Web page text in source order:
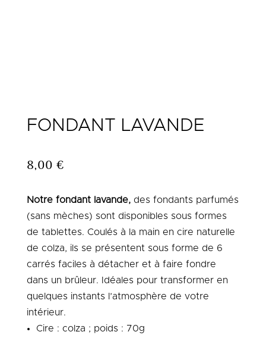
FONDANT LAVANDE
8,00 €
Notre fondant lavande, des fondants parfumés
(sans mèches) sont disponibles sous formes
de tablettes. Coulés à la main en cire naturelle
de colza, ils se présentent sous forme de 6
carrés faciles à détacher et à faire fondre
dans un brûleur. Idéales pour transformer en
quelques instants l’atmosphère de votre
intérieur.
Cire : colza ; poids : 70g